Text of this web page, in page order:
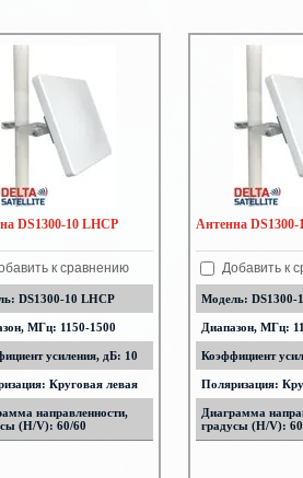
DS1300-10 LHCP
к сравнению
DS1300-10 LHCP
МГц: 1150-1500
усиления, дБ: 10
Круговая левая
направленности,
(H/V): 60/60
Антенна DS1300-
Добавить к
Модель: DS1300-
Диапазон, МГц:
Коэффициент
Поляризация:
Диаграмма
градусы (H/V):